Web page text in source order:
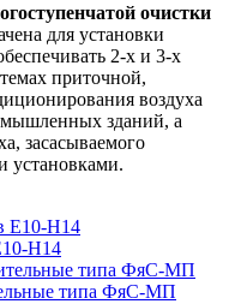
очистки
для установки
2-х и 3-х
приточной,
воздуха
зданий, а
засасываемого
установками.
Н14
типа ФяС-МП